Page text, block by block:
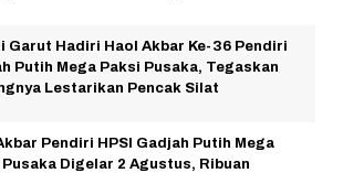
Garut Hadiri Haol Akbar Ke-36 Pendiri
Putih Mega Paksi Pusaka, Tegaskan
Lestarikan Pencak Silat
Pendiri HPSI Gadjah Putih Mega
Pusaka Digelar 2 Agustus, Ribuan